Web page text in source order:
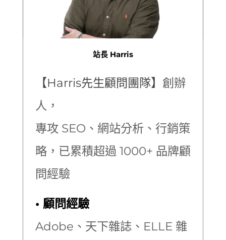
站長 Harris
【Harris先生顧問團隊】 創辦
人，
專攻 SEO、網站分析、行銷策
略，已累積超過 1000+ 品牌顧
問經驗
• 顧問經驗
Adobe、天下雜誌、ELLE 雜